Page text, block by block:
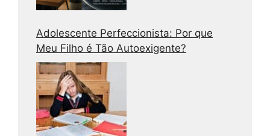
Adolescente Perfeccionista: Por que
Meu Filho é Tão Autoexigente?